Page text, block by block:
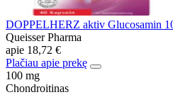
DOPPELHERZ aktiv Glucosamin
Queisser Pharma
apie 18,72 €
Plačiau apie prekę
100 mg
Chondroitinas